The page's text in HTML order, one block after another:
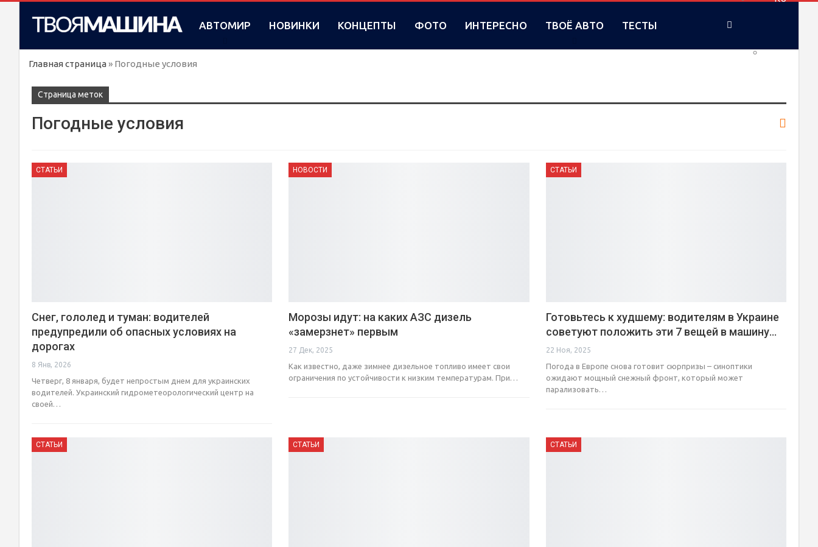
UA
АВТОМИР НОВИНКИ КОНЦЕПТЫ ФОТО ИНТЕРЕСНО ТВОЁ АВТО ТЕСТЫ
Главная страница » Погодные условия
Cтраница меток
Погодные условия
СТАТЬИ
Снег, гололед и туман: водителей
предупредили об опасных условиях на
дорогах
8 Янв, 2026
Четверг, 8 января, будет непростым днем для украинских
водителей. Украинский гидрометеорологический центр на
своей…
НОВОСТИ
Морозы идут: на каких АЗС дизель
«замерзнет» первым
27 Дек, 2025
Как известно, даже зимнее дизельное топливо имеет свои
ограничения по устойчивости к низким температурам. При…
СТАТЬИ
Готовьтесь к худшему: водителям в Украине
советуют положить эти 7 вещей в машину…
22 Ноя, 2025
Погода в Европе снова готовит сюрпризы – синоптики
ожидают мощный снежный фронт, который может
парализовать…
СТАТЬИ СТАТЬИ СТАТЬИ